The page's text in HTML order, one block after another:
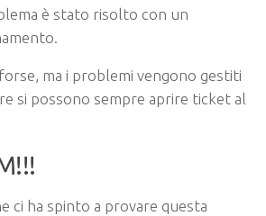
è stato risolto con un
ma i problemi vengono gestiti
si possono sempre aprire ticket al
ci ha spinto a provare questa